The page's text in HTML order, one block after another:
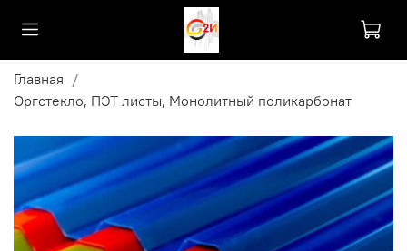
Главная
Оргстекло, ПЭТ листы, Монолитный поликарбонат